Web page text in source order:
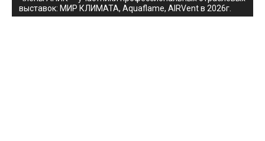
выставок: МИР КЛИМАТА, Aquaflame, AIRVent в 2026г.